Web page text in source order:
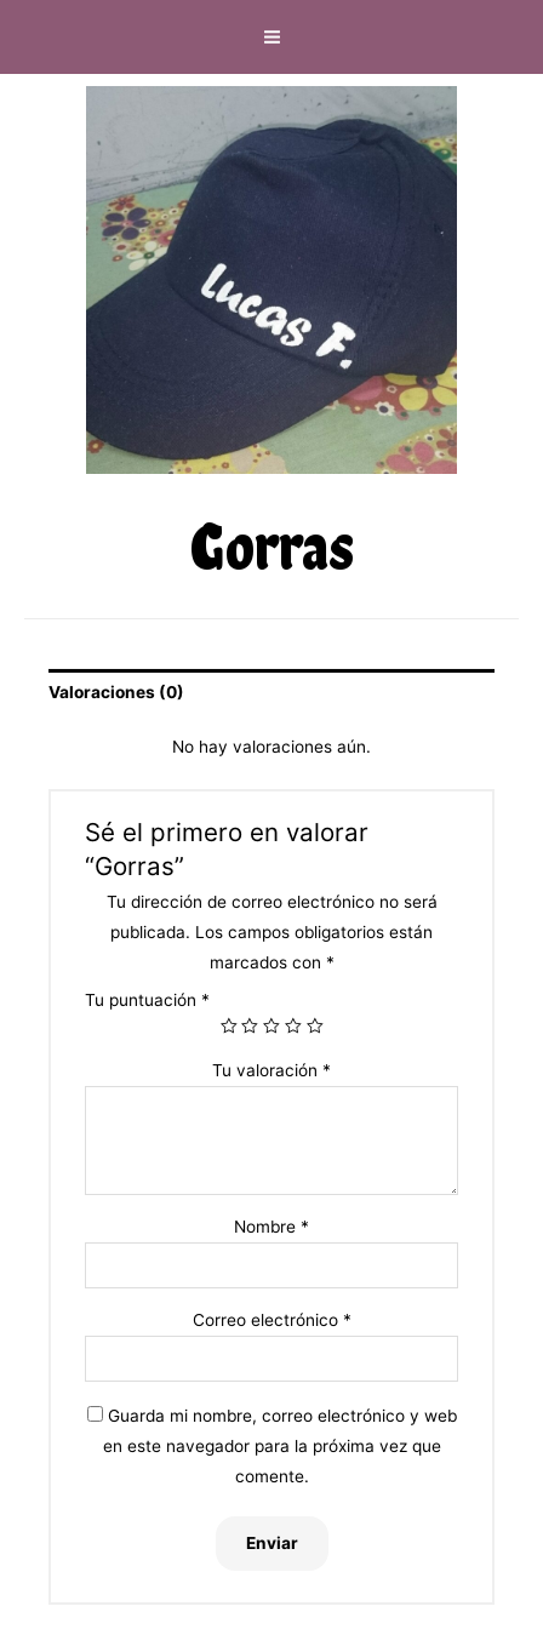
Gorras
Valoraciones (0)
No hay valoraciones aún.
Sé el primero en valorar
“Gorras”
Tu dirección de correo electrónico no será
publicada. Los campos obligatorios están
marcados con *
Tu puntuación *
Tu valoración *
Nombre *
Correo electrónico *
Guarda mi nombre, correo electrónico y web
en este navegador para la próxima vez que
comente.